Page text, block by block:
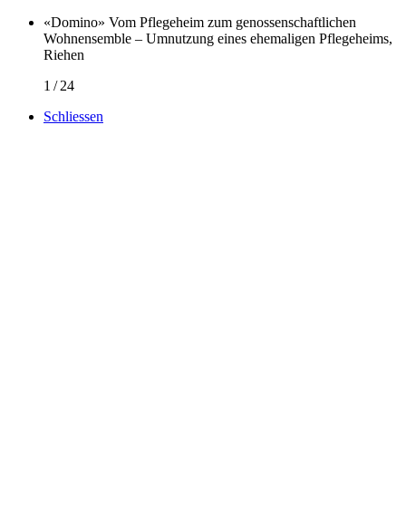
«Domino» Vom Pflegeheim zum genossenschaftlichen
Wohnensemble – Umnutzung eines ehemaligen Pflegeheims,
Riehen
1 /24
Schliessen